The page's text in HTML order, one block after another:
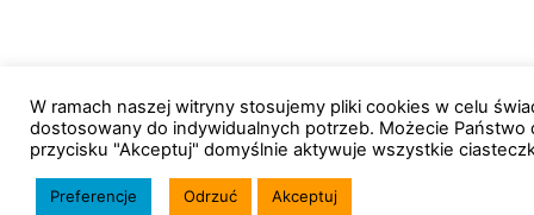
W ramach naszej witryny stosujemy pliki cookies w celu
dostosowany do indywidualnych potrzeb. Możecie
przycisku "Akceptuj" domyślnie aktywuje wszystkie
Preferencje Odrzuć Akceptuj